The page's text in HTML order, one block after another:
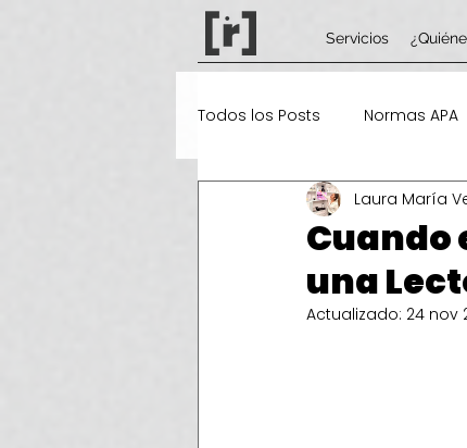
Servicios
Todos los Posts Normas APA
Tecnologías de la
Cuando
una
Laura María
Actualizado: 24 nov